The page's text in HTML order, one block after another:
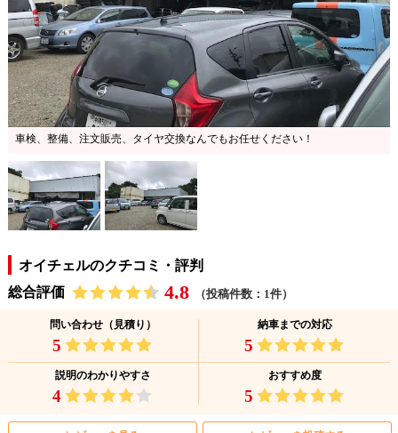
車検、整備、注文販売、タイヤ交換なんでもお任せください！
オイチェルのクチコミ・評判
総合評価
4.8 （投稿件数：1件）
問い合わせ（見積り）
5
納車までの対応
5
説明のわかりやすさ
4
おすすめ度
5